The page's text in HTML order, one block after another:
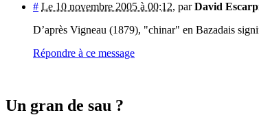
# Le 10 novembre 2005 à 00:12, parDavid
D’après Vigneau (1879), "chinar" en Bazadais
Répondre à ce message
Un gran de sau ?